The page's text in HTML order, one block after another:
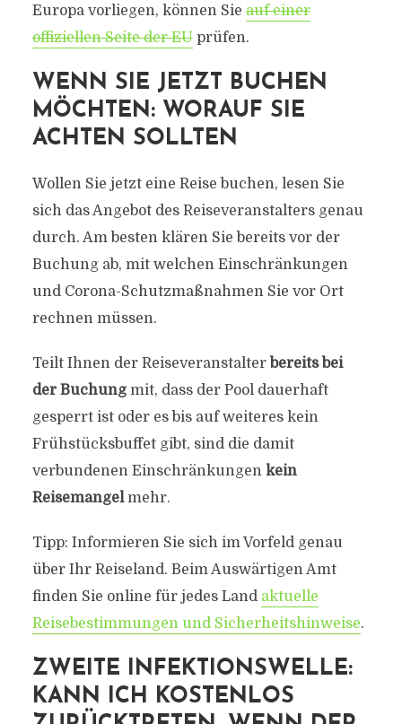
Europa vorliegen, können Sieauf einer
offiziellen Seite der EUprüfen.
WENN SIE JETZT BUCHEN
MÖCHTEN: WORAUF SIE
ACHTEN SOLLTEN
Wollen Sie jetzt eine Reise buchen, lesen Sie
sich das Angebot des Reiseveranstalters genau
durch. Am besten klären Sie bereits vor der
Buchung ab, mit welchen Einschränkungen
und Corona-Schutzmaßnahmen Sie vor Ort
rechnen müssen.
Teilt Ihnen der Reiseveranstalter bereits bei
der Buchungmit, dass der Pool dauerhaft
gesperrt ist oder es bis auf weiteres kein
Frühstücksbuffet gibt, sind die damit
verbundenen Einschränkungen kein
Reisemangelmehr.
Tipp: Informieren Sie sich im Vorfeld genau
über Ihr Reiseland. Beim Auswärtigen Amt
finden Sie online für jedes Land aktuelle
Reisebestimmungen und Sicherheitshinweise.
ZWEITE INFEKTIONSWELLE:
KANN ICH KOSTENLOS